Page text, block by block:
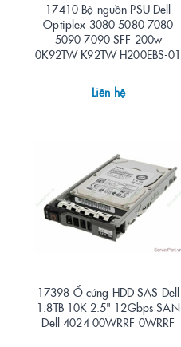
17410 Bộ nguồn PSU Dell
Optiplex 3080 5080 7080
5090 7090 SFF 200w
0K92TW K92TW H200EBS-01
Liên hệ
17398 Ổ cứng HDD SAS Dell
1.8TB 10K 2.5" 12Gbps SAN
Dell 4024 00WRRF 0WRRF